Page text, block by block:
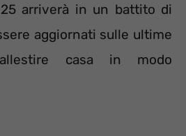
arriverà in un battito di
aggiornati sulle ultime
casa in modo